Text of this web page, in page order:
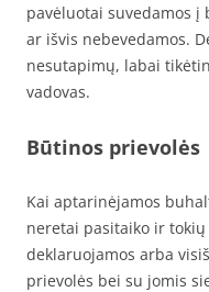
pavėluotai suvedamos
ar išvis nebevedamos.
nesutapimų, labai
vadovas.
Būtinos prievolės
Kai aptarinėjamos
neretai pasitaiko ir
deklaruojamos arba
prievolės bei su jomis